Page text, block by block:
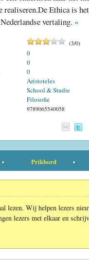
realiseren.De Ethica is
vertaling. «
(3/0)
0
0
0
Aristoteles
School & Studie
Filosofie
9789065540058
Prikbord
lezen. Wij helpen lezers
lezers met elkaar en